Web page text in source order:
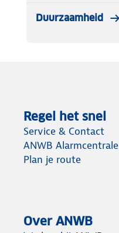
Duurzaamheid
Regel het snel
Service & Contact
ANWB Alarmcentrale
Plan je route
Over ANWB